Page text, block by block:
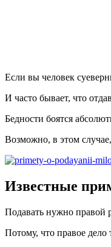
Если вы человек
И часто бывает, что
Бедности боятся
Возможно, в этом
Известные
Подавать нужно правой
Потому, что правое дело